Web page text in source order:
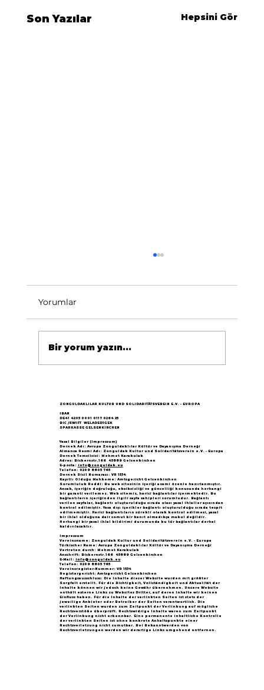
Son Yazılar Hepsini Gör
büyük yankı uyandırdı...
Yorumlar
Bir yorum yazın...
ZONGULDAKLILAR KULTUR UND SOLIDARITÄTSVEREIN E.V. - EUROPA
IBAN
DE41 4205 0001 0117 0264 25
BIC /SWIFT WELADED1GEK
SPARKASSE GELSENKIRCHEN
Yasal Bilgiler (Impressum)
Dernek Adı: Avrupa Zonguldaklılar Kültür ve Dayanışma Derneği
Almanca Resmi Adı: Zonguldak Kultur und Solidaritätsverein e.V. - Europa
Dernek Temsilcisi: Mehmet Karakulak
Adres: Bickernstr.166 45889 Gelsenkirchen
E-posta: info@zonguldak.eu
Telefon: 0209 8805 765
Dernek Sicil Numarası: VR 1534
Kayıtlı Olduğu Mahkeme: Amtsgericht Gelsenkirchen
Sorumluluk Reddi: Bu web sitesinin içeriği azami özenle hazırlanmıştır.
Ancak, içeriğin doğruluğu, eksiksizliği ve güncelliği konusunda herhangi
bir garanti verilemez. Web sitemiz, harici bağlantılar içermektedir. Bu
bağlantıların içeriğinden ilgili sayfa sahipleri sorumludur. Bağlantı
verilen sayfalar, bağlantı oluşturulduğu sırada olası yasal ihlaller açısından
kontrol edilmiştir. Yasa dışı içerikler bağlantı oluşturulduğu sırada tespit
edilmemiştir. Harici bağlantıların sürekli olarak kontrol edilmesi, yasal
bir ihlal olduğuna dair somut bir kanıt olmadıkça makul değildir.
Herhangi bir yasal ihlal bildirimi durumunda bu tür bağlantılar derhal
kaldırılacaktır.
Impressum
Vereinsname: Zonguldak Kultur und Solidaritätsverein e.V. - Europa
Türkischer Name: Avrupa Zonguldaklılar Kültür ve Dayanışma Derneği
Vertreten durch: Mehmet Karakulak
Anschrift: Bickernstr.166 45889 Gelsenkirchen
E-Mail: info@zonguldak.eu
Telefon: 0209 8805 765
Vereinsregister-Nummer: VR 1534
Registergericht: Amtsgericht Gelsenkirchen
Haftungsausschluss: Die Inhalte dieser Website wurden mit größter
Sorgfalt erstellt. Für die Richtigkeit, Vollständigkeit und Aktualität der
Inhalte können wir jedoch keine Gewähr übernehmen. Unsere Website
enthält externe Links zu Websites Dritter, auf deren Inhalte wir keinen
Einfluss haben. Für die Inhalte der verlinkten Seiten ist stets der
jeweilige Anbieter oder Betreiber der Seiten verantwortlich. Die
verlinkten Seiten wurden zum Zeitpunkt der Verlinkung auf mögliche
Rechtsverstöße überprüft. Rechtswidrige Inhalte waren zum Zeitpunkt
der Verlinkung nicht erkennbar. Eine permanente inhaltliche Kontrolle
der verlinkten Seiten ist ohne konkrete Anhaltspunkte einer
Rechtsverletzung nicht zumutbar. Bei Bekanntwerden von
Rechtsverletzungen werden wir derartige Links umgehend entfernen.